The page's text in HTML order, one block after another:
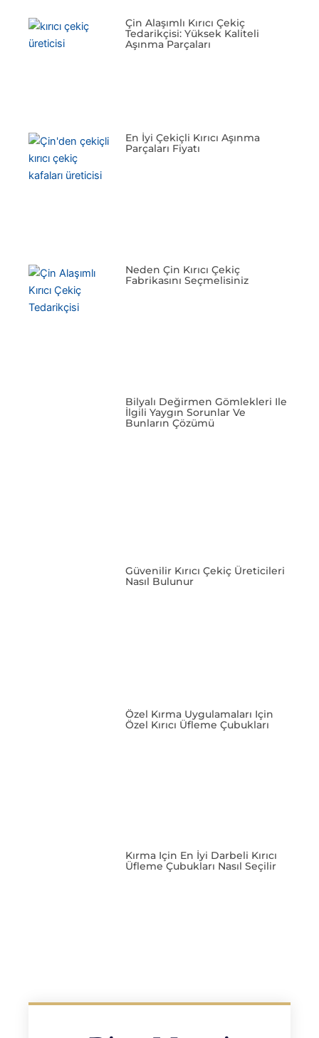
Çin Alaşımlı Kırıcı Çekiç
Tedarikçisi: Yüksek Kaliteli
Aşınma Parçaları
En İyi Çekiçli Kırıcı Aşınma
Parçaları Fiyatı
Neden Çin Kırıcı Çekiç
Fabrikasını Seçmelisiniz
Bilyalı Değirmen Gömlekleri Ile
İlgili Yaygın Sorunlar Ve
Bunların Çözümü
Güvenilir Kırıcı Çekiç Üreticileri
Nasıl Bulunur
Özel Kırma Uygulamaları Için
Özel Kırıcı Üfleme Çubukları
Kırma Için En İyi Darbeli Kırıcı
Üfleme Çubukları Nasıl Seçilir